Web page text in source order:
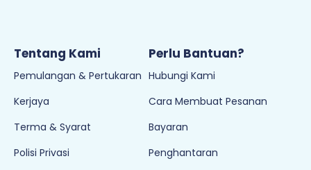
Tentang Kami
Pemulangan & Pertukaran
Kerjaya
Terma & Syarat
Polisi Privasi
Perlu Bantuan?
Hubungi Kami
Cara Membuat Pesanan
Bayaran
Penghantaran